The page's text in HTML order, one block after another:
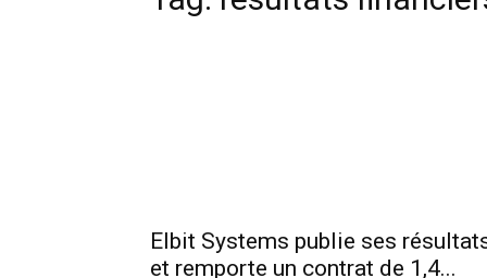
Elbit Systems publie ses
et remporte un contrat de 1,4...